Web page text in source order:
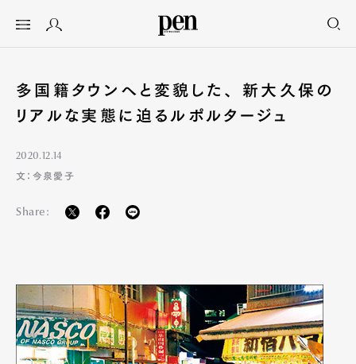
多国籍タウンへと変貌した、 新大久保の
リアルな実態に迫るルポルタージュ
2020.12.14
文：今泉愛子
Share: